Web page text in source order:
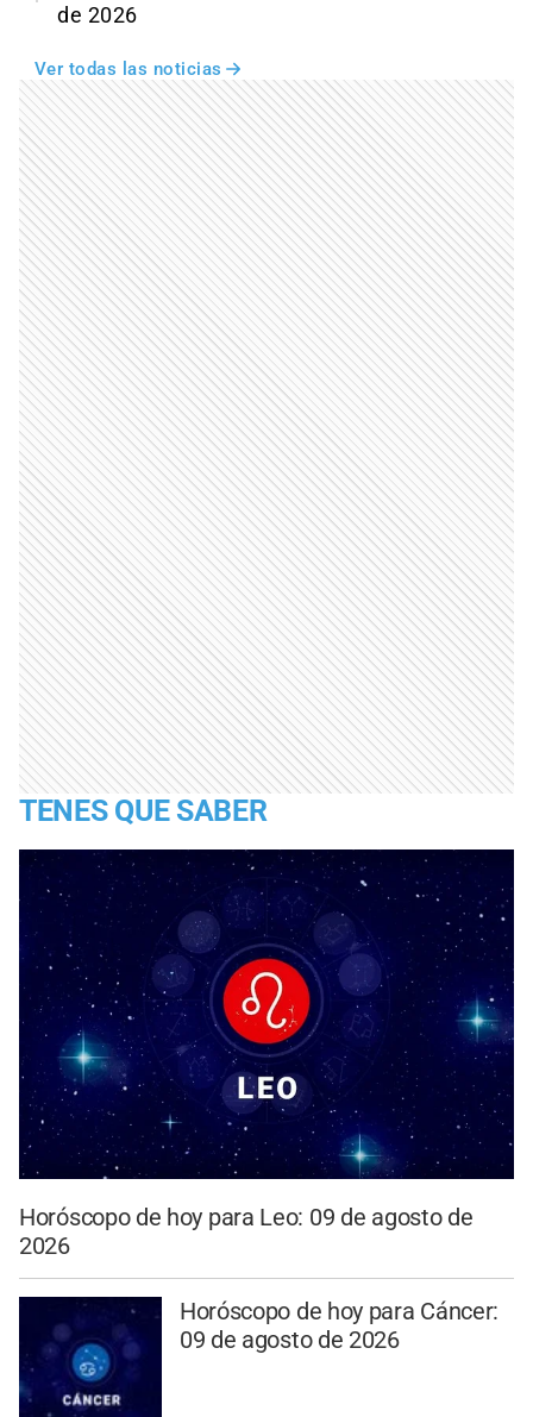
de 2026
Ver todas las noticias
TENES QUE SABER
Horóscopo de hoy para Leo: 09 de agosto de
2026
Horóscopo de hoy para Cáncer:
09 de agosto de 2026